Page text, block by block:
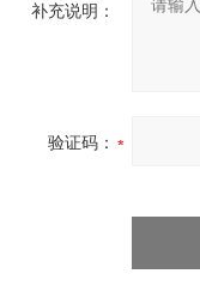
补充说明：
验证码：